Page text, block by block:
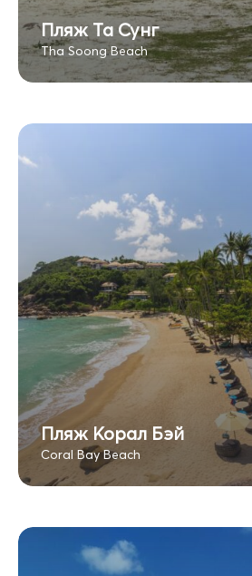
Пляж Та Сунг
Tha Soong Beach
Пляж Корал Бэй
Coral Bay Beach